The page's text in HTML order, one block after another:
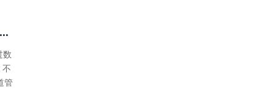
渭南异型材设备厂家 双球近10期周二号分辩：红球5尾连开5期
数
不
管